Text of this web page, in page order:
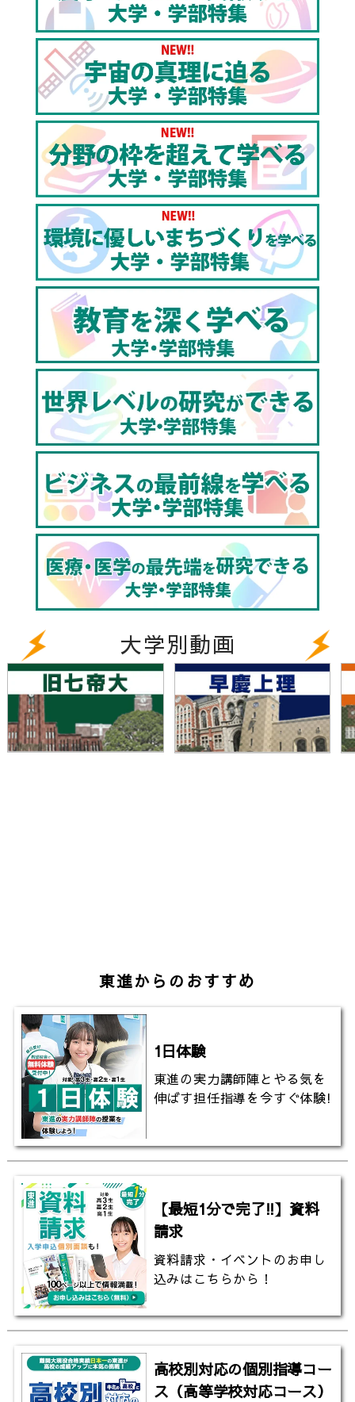
大学別動画
東進からのおすすめ
1日体験
東進の実力講師陣とやる気を
伸ばす担任指導を今すぐ体験!
【最短1分で完了!!】資料
請求
資料請求・イベントのお申し
込みはこちらから！
高校別対応の個別指導コー
ス（高等学校対応コース）